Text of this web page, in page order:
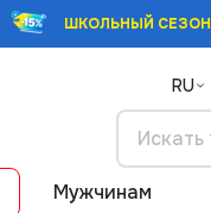
ШКОЛЬНЫЙ СЕЗОН
RU
Мужчинам